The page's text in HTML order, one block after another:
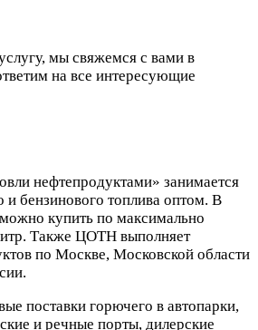
мы свяжемся с вами в
на все интересующие
нефтепродуктами» занимается
и бензинового топлива оптом. В
купить по максимально
Также ЦОТН выполняет
по Москве, Московской области
поставки горючего в автопарки,
и речные порты, дилерские